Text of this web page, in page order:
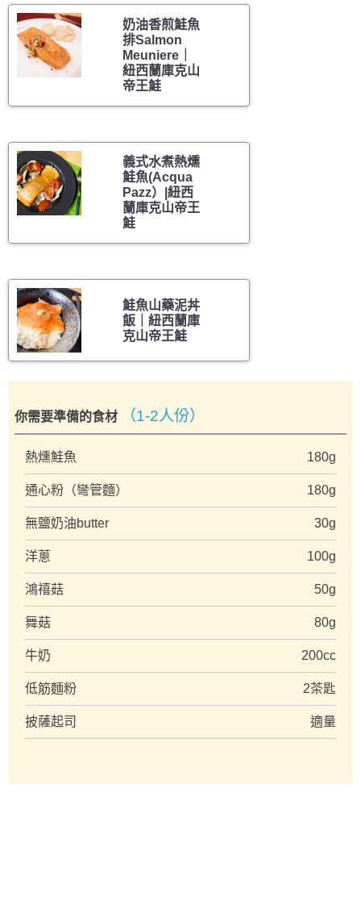
奶油香煎鮭魚
排Salmon
Meuniere｜
紐西蘭庫克山
帝王鮭
義式水煮熱燻
鮭魚(Acqua
Pazz）|紐西
蘭庫克山帝王
鮭
鮭魚山藥泥丼
飯｜紐西蘭庫
克山帝王鮭
你需要準備的食材 （1-2人份）
熱燻鮭魚 180g
通心粉（彎管麵） 180g
無鹽奶油butter 30g
洋蔥 100g
鴻禧菇 50g
舞菇 80g
牛奶 200cc
低筋麵粉 2茶匙
披薩起司 適量